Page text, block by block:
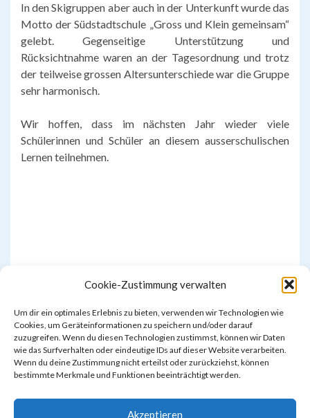
Cookie-Zustimmung verwalten
Um dir ein optimales Erlebnis zu bieten, verwenden wir Technologien wie
Cookies, um Geräteinformationen zu speichern und/oder darauf
zuzugreifen. Wenn du diesen Technologien zustimmst, können wir Daten
wie das Surfverhalten oder eindeutige IDs auf dieser Website verarbeiten.
Wenn du deine Zustimmung nicht erteilst oder zurückziehst, können
bestimmte Merkmale und Funktionen beeinträchtigt werden.
Akzeptieren
In den Skigruppen aber auch in der Unterkunft wurde das
Motto der Südstadtschule „Gross und Klein gemeinsam“
gelebt. Gegenseitige Unterstützung und
Rücksichtnahme waren an der Tagesordnung und trotz
der teilweise grossen Altersunterschiede war die Gruppe
sehr harmonisch.
Wir hoffen, dass im nächsten Jahr wieder viele
Schülerinnen und Schüler an diesem ausserschulischen
Lernen teilnehmen.